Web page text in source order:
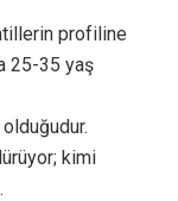
profiline
25-35 yaş
kimi